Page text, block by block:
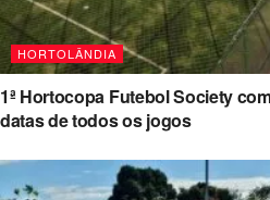
HORTOLÂNDIA
1ª Hortocopa Futebol Society
datas de todos os jogos